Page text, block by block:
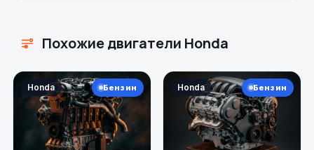
Похожие двигатели Honda
Honda Бензин Honda Бензин